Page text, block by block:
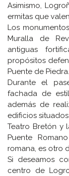
Asimismo,
ermitas que
Los
Muralla de
antiguas
propósitos
Puente de Piedra.
Durante el
fachada de
además de
edificios
Teatro Bretón y
Puente
romana, es otro
Si deseamos
centro de